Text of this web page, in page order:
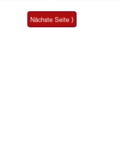
Smartphone im Test
Nächste Seite ⟩